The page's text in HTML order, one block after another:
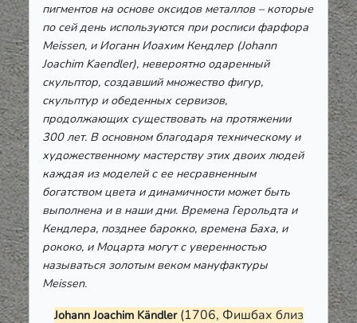
пигментов на основе оксидов металлов – которые
по сей день используются при росписи фарфора
Meissen, и Иоганн Иоахим Кендлер (Johann
Joachim Kaendler), невероятно одаренный
скульптор, создавший множество фигур,
скульптур и обеденных сервизов,
продолжающих существовать на протяжении
300 лет. В основном благодаря техническому и
художественному мастерству этих двоих людей
каждая из моделей с ее несравненным
богатством цвета и динамичности может быть
выполнена и в наши дни. Времена Герольдта и
Кендлера, позднее барокко, времена Баха, и
рококо, и Моцарта могут с уверенностью
называться золотым веком мануфактуры
Meissen.
Johann Joachim Kändler (1706, Фишбах близ